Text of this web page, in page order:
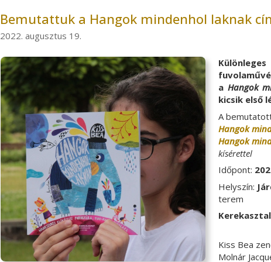
Bemutattuk a Hangok mindenhol laknak
2022. augusztus 19.
a Hangok
kicsik első
A
Hangok
Hangok
kísérettel
Időpont:
Helyszín:
terem
Kiss Bea
Molnár